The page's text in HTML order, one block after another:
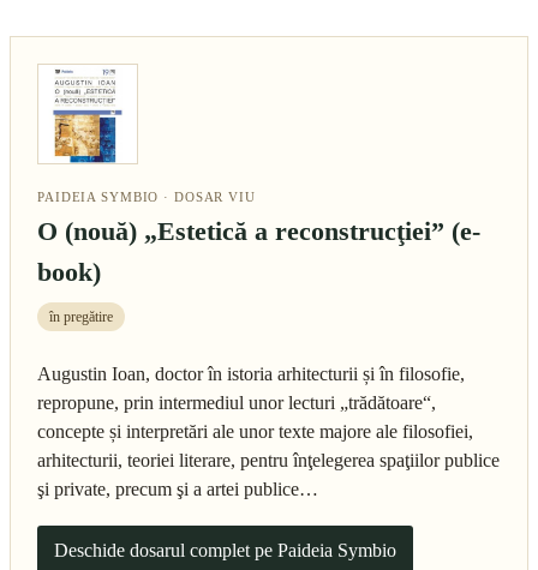
PAIDEIA SYMBIO · DOSAR VIU
O (nouă) „Estetică a reconstrucţiei” (e-
book)
în pregătire
Augustin Ioan, doctor în istoria arhitecturii și în filosofie,
repropune, prin intermediul unor lecturi „trădătoare“,
concepte și interpretări ale unor texte majore ale filosofiei,
arhitecturii, teoriei literare, pentru înţelegerea spaţiilor publice
şi private, precum şi a artei publice…
Deschide dosarul complet pe Paideia Symbio